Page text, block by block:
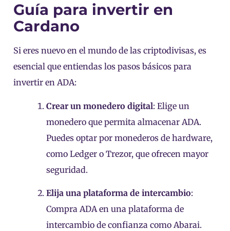
Guía para invertir en
Cardano
Si eres nuevo en el mundo de las criptodivisas, es
esencial que entiendas los pasos básicos para
invertir en ADA:
Crear un monedero digital: Elige un
monedero que permita almacenar ADA.
Puedes optar por monederos de hardware,
como Ledger o Trezor, que ofrecen mayor
seguridad.
Elija una plataforma de intercambio:
Compra ADA en una plataforma de
intercambio de confianza como Abarai.